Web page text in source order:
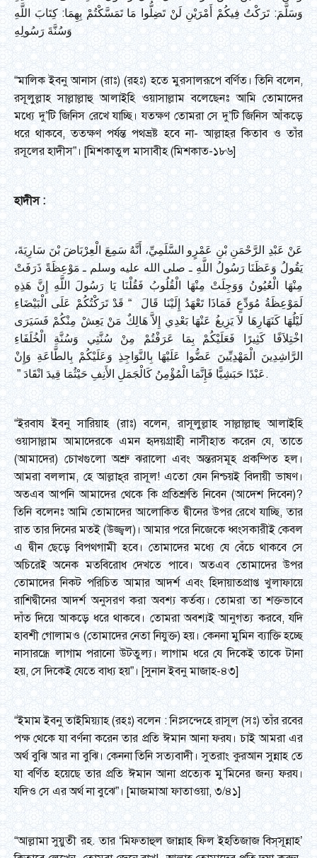
وَسَلَّمَ: تَرَكْتُ فِيكُمْ أَمْرَيْنِ لَنْ تَضِلُّوا مَا تَمَسَّكْتُمْ بِهِمَا: كِتَابَ اللَّهِ
وَسُنَّةَ رَسُولِهِ
“মালিক ইবনু আনাস (রাঃ) (রহঃ) হতে মুরসালরূপে বর্ণিত। তিনি বলেন,
রসূলুল্লাহ সাল্লাল্লাহু আলাইহি ওয়াসাল্লাম বলেছেনঃ আমি তোমাদের
মধ্যে দু’টি জিনিস রেখে যাচ্ছি। যতক্ষণ তোমরা সে দু’টি জিনিস আঁকড়ে
ধরে থাকবে, ততক্ষণ পর্যন্ত পথভ্রষ্ট হবে না- আল্লাহর কিতাব ও তাঁর
রসূলের হাদীস”। [মিশকাতুল মাসাবীহ (মিশকাত-১৮৬]
হাদীস :
عَنْ عَبْدِ الرَّحْمَنِ بْنِ عَمْرٍو السَّلَمِيِّ، أَنَّهُ سَمِعَ الْعِرْبَاضَ بْنَ سَارِيَةَ،
يَقُولُ وَعَظَنَا رَسُولُ اللَّهِ ـ صلى الله عليه وسلم ـ مَوْعِظَةً ذَرَفَتْ
مِنْهَا الْعُيُونُ وَوَجِلَتْ مِنْهَا الْقُلُوبُ فَقُلْنَا يَا رَسُولَ اللَّهِ إِنَّ هَذِهِ
لَمَوْعِظَةُ مُوَدِّعٍ فَمَاذَا تَعْهَدُ إِلَيْنَا قَالَ ‏ “‏ قَدْ تَرَكْتُكُمْ عَلَى الْبَيْضَاءِ
لَيْلُهَا كَنَهَارِهَا لاَ يَزِيغُ عَنْهَا بَعْدِي إِلاَّ هَالِكٌ مَنْ يَعِشْ مِنْكُمْ فَسَيَرَى
اخْتِلاَفًا كَثِيرًا فَعَلَيْكُمْ بِمَا عَرَفْتُمْ مِنْ سُنَّتِي وَسُنَّةِ الْخُلَفَاءِ
الرَّاشِدِينَ الْمَهْدِيِّينَ عَضُّوا عَلَيْهَا بِالنَّوَاجِذِ وَعَلَيْكُمْ بِالطَّاعَةِ وَإِنْ
عَبْدًا حَبَشِيًّا فَإِنَّمَا الْمُؤْمِنُ كَالْجَمَلِ الأَنِفِ حَيْثُمَا قِيدَ انْقَادَ ‏”‏ ‏.
“ইরবায ইবনু সারিয়াহ (রাঃ) বলেন, রাসূলুল্লাহ সাল্লাল্লাহু আলাইহি
ওয়াসাল্লাম আমাদেরকে এমন হৃদয়গ্রাহী নাসীহাত করেন যে, তাতে
(আমাদের) চোখগুলো অশ্রু ঝরালো এবং অন্তরসমূহ প্রকম্পিত হল।
আমরা বললাম, হে আল্লাহ্‌র রাসূল! এতো যেন নিশ্চয়ই বিদায়ী ভাষণ।
অতএব আপনি আমাদের থেকে কি প্রতিশ্রুতি নিবেন (আদেশ দিবেন)?
তিনি বলেনঃ আমি তোমাদের আলোকিত দ্বীনের উপর রেখে যাচ্ছি, তার
রাত তার দিনের মতই (উজ্জ্বল)। আমার পরে নিজেকে ধ্বংসকারীই কেবল
এ দ্বীন ছেড়ে বিপথগামী হবে। তোমাদের মধ্যে যে বেঁচে থাকবে সে
অচিরেই অনেক মতবিরোধ দেখতে পাবে। অতএব তোমাদের উপর
তোমাদের নিকট পরিচিত আমার আদর্শ এবং হিদায়াতপ্রাপ্ত খুলাফায়ে
রাশিদ্বীনের আদর্শ অনুসরণ করা অবশ্য কর্তব্য। তোমরা তা শক্তভাবে
দাঁত দিয়ে আকড়ে ধরে থাকবে। তোমরা অবশ্যই আনুগত্য করবে, যদি
হাবশী গোলামও (তোমাদের নেতা নিযুক্ত) হয়। কেননা মুমিন ব্যাক্তি হচ্ছে
নাসারন্ধ্রে লাগাম পরানো উটতুল্য। লাগাম ধরে যে দিকেই তাকে টানা
হয়, সে দিকেই যেতে বাধ্য হয়”। [সুনান ইবনু মাজাহ-৪৩]
“ইমাম ইবনু তাইমিয়্যাহ (রহঃ) বলেন : নিঃসন্দেহে রাসূল (সঃ) তাঁর রবের
পক্ষ থেকে যা বর্ণনা করেন তার প্রতি ঈমান আনা ফরয। চাই আমরা এর
অর্থ বুঝি আর না বুঝি। কেননা তিনি সত্যবাদী। সুতরাং কুরআন সুন্নাহ তে
যা বর্ণিত হয়েছে তার প্রতি ঈমান আনা প্রত্যেক মু’মিনের জন্য ফরয।
যদিও সে এর অর্থ না বুঝে”। [মাজমাআ ফাতাওয়া, ৩/৪১]
“আল্লামা সুয়ুতী রহ. তার ‘মিফতাহুল জান্নাহ ফিল ইহতিজাজ বিস্‌সূন্নাহ’